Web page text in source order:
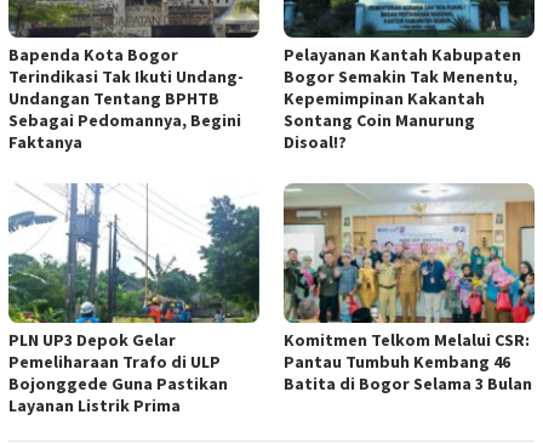
Bapenda Kota Bogor
Terindikasi Tak Ikuti Undang-
Undangan Tentang BPHTB
Sebagai Pedomannya, Begini
Faktanya
Pelayanan Kantah Kabupaten
Bogor Semakin Tak Menentu,
Kepemimpinan Kakantah
Sontang Coin Manurung
Disoal!?
PLN UP3 Depok Gelar
Pemeliharaan Trafo di ULP
Bojonggede Guna Pastikan
Layanan Listrik Prima
Komitmen Telkom Melalui CSR:
Pantau Tumbuh Kembang 46
Batita di Bogor Selama 3 Bulan